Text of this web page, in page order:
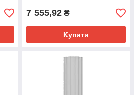
7 555,92 ₴
Купити